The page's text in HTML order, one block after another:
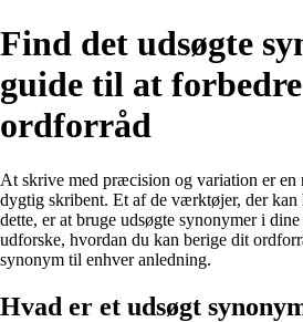
Find det udsøgte
guide til at
ordforråd
At skrive med præcision og variation er en
dygtig skribent. Et af de værktøjer, der
dette, er at bruge udsøgte synonymer i
udforske, hvordan du kan berige dit
synonym til enhver anledning.
Hvad er et udsøgt